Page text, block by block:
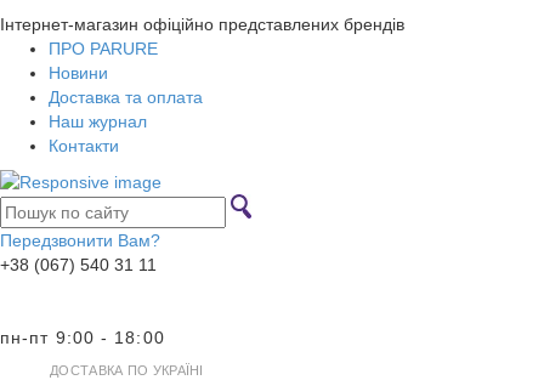
Інтернет-магазин офіційно представлених брендів
ПРО PARURE
Новини
Доставка та оплата
Наш журнал
Контакти
Передзвонити Вам?
+38 (067) 540 31 11
пн-пт 9:00 - 18:00
ДОСТАВКА ПО УКРАЇНІ